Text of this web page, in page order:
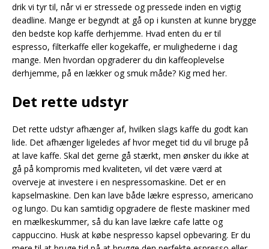
drik vi tyr til, når vi er stressede og pressede inden en vigtig
deadline. Mange er begyndt at gå op i kunsten at kunne brygge
den bedste kop kaffe derhjemme. Hvad enten du er til
espresso, filterkaffe eller kogekaffe, er mulighederne i dag
mange. Men hvordan opgraderer du din kaffeoplevelse
derhjemme, på en lækker og smuk måde? Kig med her.
Det rette udstyr
Det rette udstyr afhænger af, hvilken slags kaffe du godt kan
lide. Det afhænger ligeledes af hvor meget tid du vil bruge på
at lave kaffe. Skal det gerne gå stærkt, men ønsker du ikke at
gå på kompromis med kvaliteten, vil det være værd at
overveje at investere i en nespressomaskine. Det er en
kapselmaskine. Den kan lave både lækre espresso, americano
og lungo. Du kan samtidig opgradere de fleste maskiner med
en mælkeskummer, så du kan lave lækre cafe latte og
cappuccino. Husk at købe nespresso kapsel opbevaring. Er du